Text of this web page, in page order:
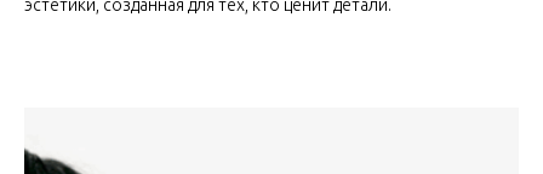
эстетики, созданная для тех, кто ценит детали.